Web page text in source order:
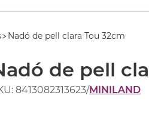
Nadó de pell clara Tou 32cm
de pell
8413082313623/MINILAND